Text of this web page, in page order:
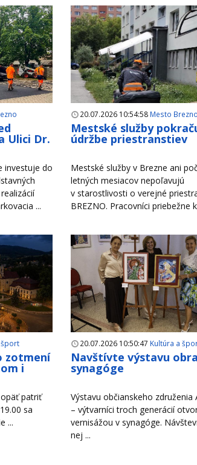
Ulici Dr.
investuje do
...
20.07.2026 10:54:58 Mesto
Mestské služby
údržbe priestranstiev
Mestské služby v Brezne ani
letných mesiacov nepoľavujú
v starostlivosti o verejné
BREZNO. Pracovníci priebežne
šport
zotmení
i
patriť
sa
...
20.07.2026 10:50:47 Kultúra a
Navštívte výstavu
synagóge
Výstavu občianskeho združenia
– výtvarníci troch generácií
vernisážou v synagóge.
nej ...